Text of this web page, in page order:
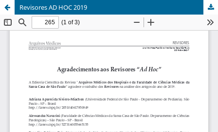
Revisores AD HOC 2019